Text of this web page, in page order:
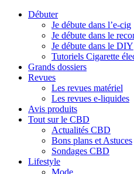
Débuter
Je débute dans l’e-cig
Je débute dans le
Je débute dans le DIY
Tutoriels Cigarette
Grands dossiers
Revues
Les revues matériel
Les revues e-liquides
Avis produits
Tout sur le CBD
Actualités CBD
Bons plans et Astuces
Sondages CBD
Lifestyle
Mode